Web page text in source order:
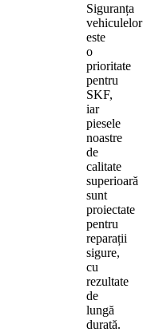
Siguranța
vehiculelor
este
o
prioritate
pentru
SKF,
iar
piesele
noastre
de
calitate
superioară
sunt
proiectate
pentru
reparații
sigure,
cu
rezultate
de
lungă
durată.